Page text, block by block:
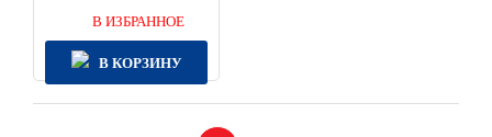
В ИЗБРАННОЕ
В КОРЗИНУ